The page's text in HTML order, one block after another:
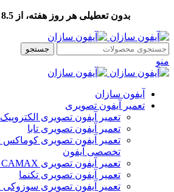
بدون تعطیلی هر روز هفته، از 8.5 صبح تا 9 شب
جستجو
منو
آیفون سازان
تعمیر آیفون تصویری
تعمیر آیفون تصویری الکتروپیک
تعمیر آیفون تصویری تابا
تخصصی آیفون
تعمیر آیفون تصویری CAMAX کامکث
تعمیر آیفون تصویری تکنما
تعمیر آیفون تصویری سوزوکی suzuki